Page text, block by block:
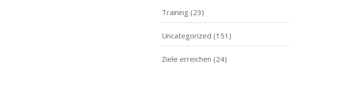
Training (23)
Uncategorized (151)
Ziele erreichen (24)